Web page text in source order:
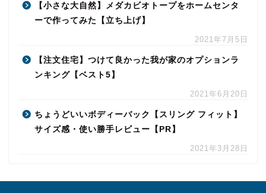
【小さな大自然】メダカビオトープをホームセンタ
ーで作ってみた【立ち上げ】
2021年7月5日
【注文住宅】つけて良かった我が家のオプションラ
ンキング【ベスト5】
2021年6月20日
ちょうどいいボディーバック【スリング フィット】
サイズ感・使い勝手レビュー【PR】
2021年3月28日